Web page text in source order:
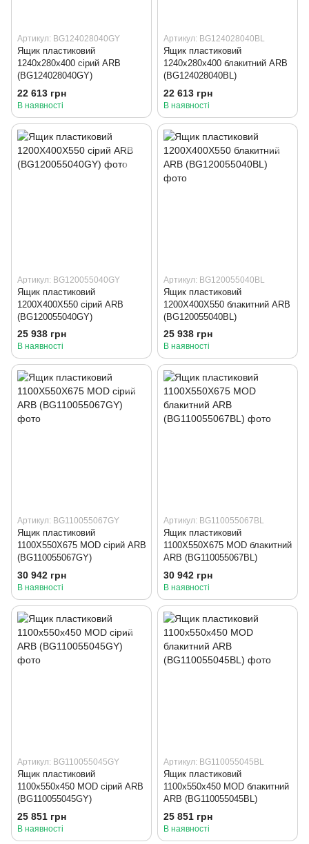
Артикул: BG124028040GY
Ящик пластиковий
1240x280x400 сірий ARB
(BG124028040GY)
22 613 грн
В наявності
Артикул: BG124028040BL
Ящик пластиковий
1240x280x400 блакитний ARB
(BG124028040BL)
22 613 грн
В наявності
Артикул: BG120055040GY
Ящик пластиковий
1200X400X550 сірий ARB
(BG120055040GY)
25 938 грн
В наявності
Артикул: BG120055040BL
Ящик пластиковий
1200X400X550 блакитний ARB
(BG120055040BL)
25 938 грн
В наявності
Артикул: BG110055067GY
Ящик пластиковий
1100X550X675 MOD сірий ARB
(BG110055067GY)
30 942 грн
В наявності
Артикул: BG110055067BL
Ящик пластиковий
1100X550X675 MOD блакитний
ARB (BG110055067BL)
30 942 грн
В наявності
Артикул: BG110055045GY
Ящик пластиковий
1100x550x450 MOD сірий ARB
(BG110055045GY)
25 851 грн
В наявності
Артикул: BG110055045BL
Ящик пластиковий
1100x550x450 MOD блакитний
ARB (BG110055045BL)
25 851 грн
В наявності